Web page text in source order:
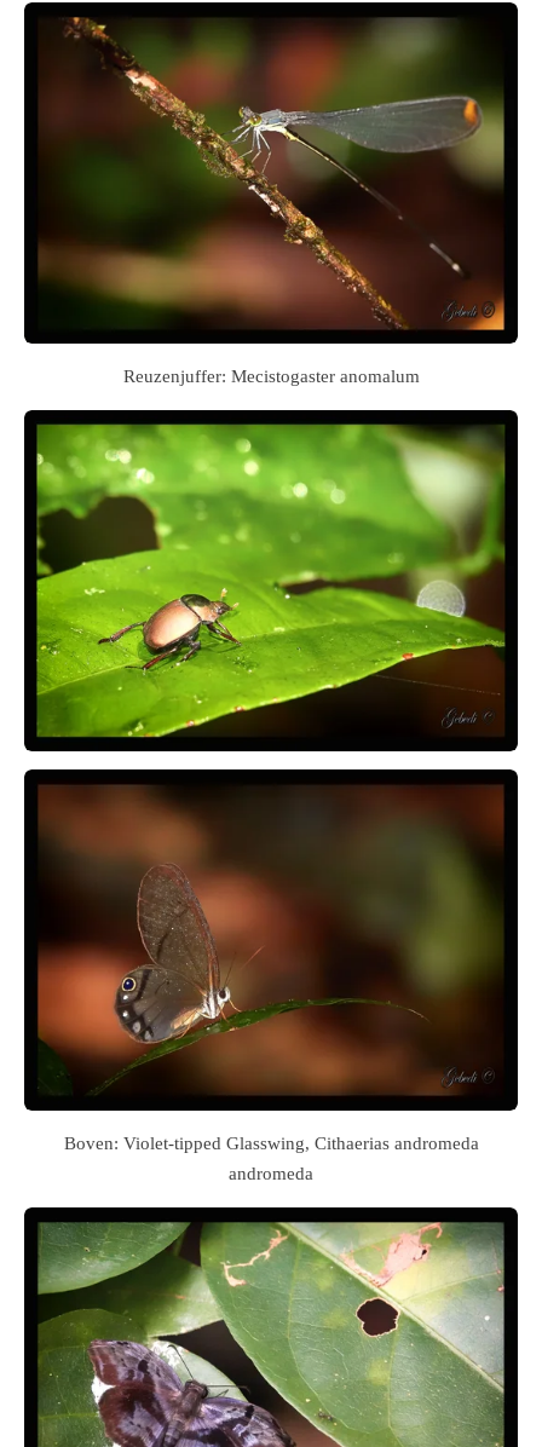
Reuzenjuffer: Mecistogaster anomalum
Boven: Violet-tipped Glasswing, Cithaerias andromeda
andromeda